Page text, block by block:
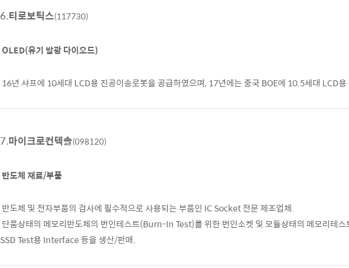
6.티로보틱스(117730)
OLED(유기 발광 다이오드)
16년 샤프에 10세대 LCD용 진공이송로봇을 공급하였으며, 17년에는 중국 BOE에 10.5세대 LCD용
7.마이크로컨텍솔(098120)
반도체 재료/부품
반도체 및 전자부품의 검사에 필수적으로 사용되는 부품인 IC Socket 전문 제조업체.
단품상태의 메모리반도체의 번인테스트(Burn-In Test)를 위한 번인소켓 및 모듈상태의 메모리테스
SSD Test용 Interface 등을 생산/판매.